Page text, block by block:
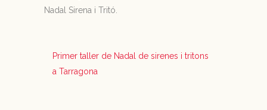
Nadal Sirena i Tritó.
Primer taller de Nadal de sirenes i tritons
a Tarragona